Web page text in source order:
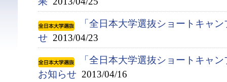
「全日本大学選抜ショートキャ
せ 2013/04/23
「全日本大学選抜ショートキャ
お知らせ 2013/04/16